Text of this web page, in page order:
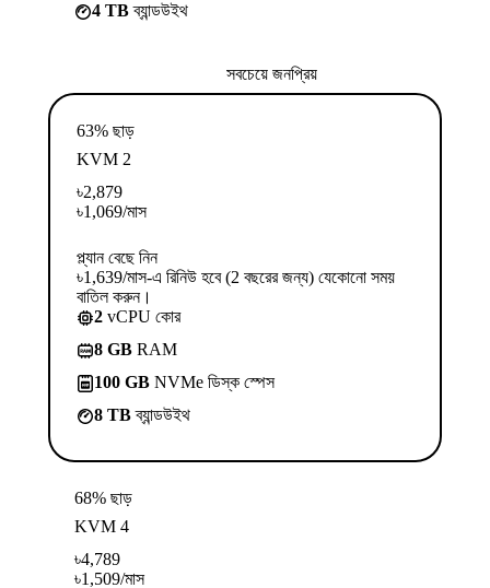
4 TBব্যান্ডউইথ
সবচেয়ে জনপ্রিয়
63% ছাড়
KVM 2
৳2,879
৳1,069/মাস
প্ল্যান বেছে নিন
৳1,639/মাস-এ রিনিউ হবে (2 বছরের জন্য) যেকোনো সময়
বাতিল করুন।
2 vCPU কোর
8 GB RAM
100 GB NVMe ডিস্ক স্পেস
8 TBব্যান্ডউইথ
68% ছাড়
KVM 4
৳4,789
৳1,509/মাস